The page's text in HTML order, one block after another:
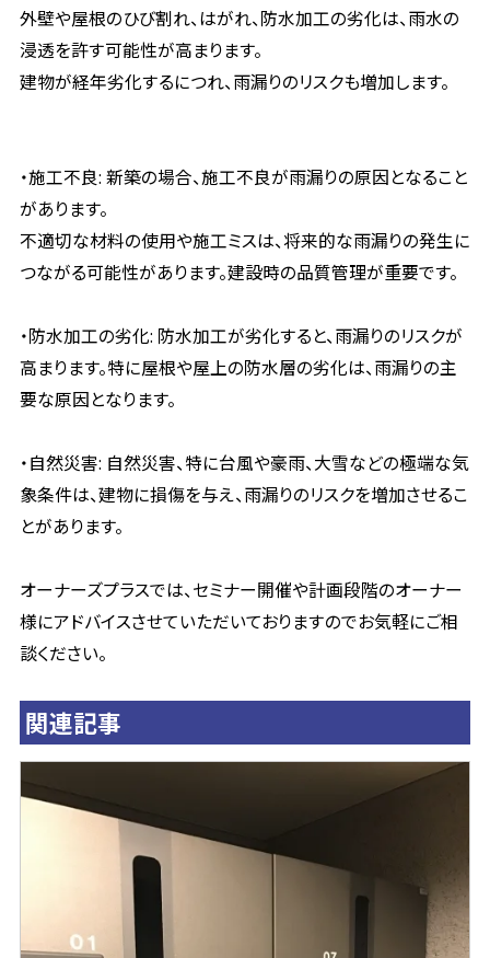
外壁や屋根のひび割れ、はがれ、防水加工の劣化は、雨水の
浸透を許す可能性が高まります。
建物が経年劣化するにつれ、雨漏りのリスクも増加します。
・施工不良: 新築の場合、施工不良が雨漏りの原因となること
があります。
不適切な材料の使用や施工ミスは、将来的な雨漏りの発生に
つながる可能性があります。建設時の品質管理が重要です。
・防水加工の劣化: 防水加工が劣化すると、雨漏りのリスクが
高まります。特に屋根や屋上の防水層の劣化は、雨漏りの主
要な原因となります。
・自然災害: 自然災害、特に台風や豪雨、大雪などの極端な気
象条件は、建物に損傷を与え、雨漏りのリスクを増加させるこ
とがあります。
オーナーズプラスでは、セミナー開催や計画段階のオーナー
様にアドバイスさせていただいておりますのでお気軽にご相
談ください。
関連記事